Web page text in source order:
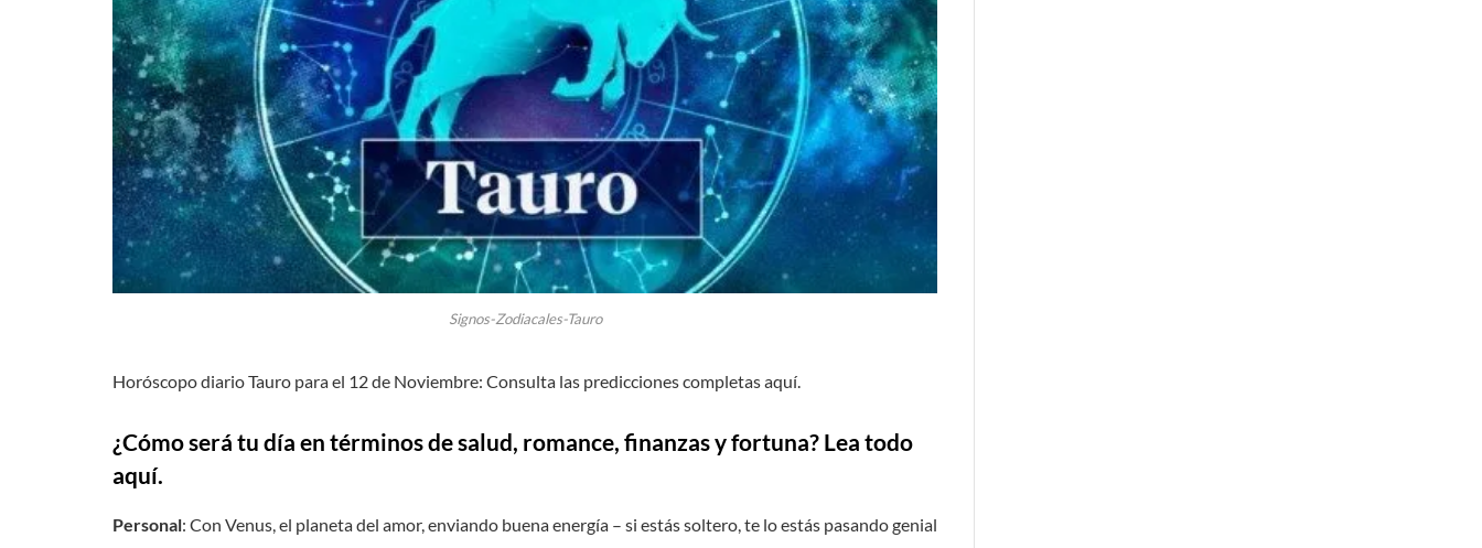
Signos-Zodiacales-Tauro
Horóscopo diario Tauro para el 12 de Noviembre: Consulta las predicciones completas aquí.
¿Cómo será tu día en términos de salud, romance, finanzas y fortuna? Lea todo
aquí.
Personal: Con Venus, el planeta del amor, enviando buena energía – si estás soltero, te lo estás pasando genial